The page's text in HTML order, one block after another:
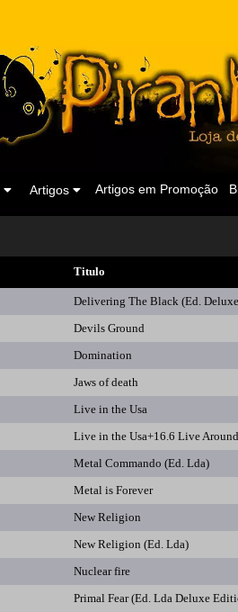
Artigos em Promoção
Artigos
Titulo
Delivering The Black (Ed.
Devils Ground
Domination
Jaws of death
Live in the Usa
Live in the Usa+16.6 Live
Metal Commando (Ed. Lda)
Metal is Forever
New Religion
New Religion (Ed. Lda)
Nuclear fire
Primal Fear (Ed. Lda Deluxe